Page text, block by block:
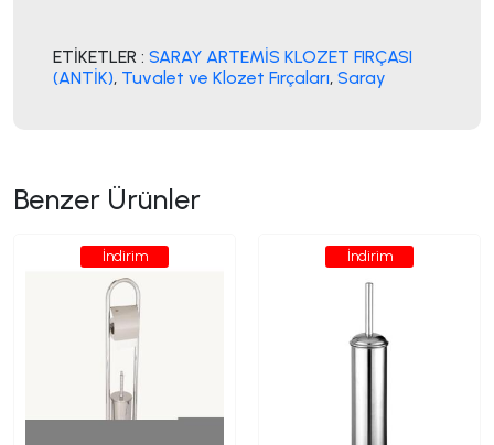
ETİKETLER : SARAY ARTEMİS KLOZET FIRÇASI
(ANTİK), Tuvalet ve Klozet Fırçaları, Saray
Benzer Ürünler
İndirim İndirim